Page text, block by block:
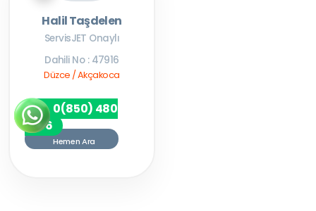
Halil Taşdelen
ServisJET Onaylı
Dahili No : 47916
Düzce / Akçakoca
0(850) 480
7256
Hemen Ara